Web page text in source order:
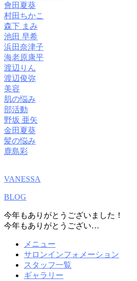
會田夏葵
村田ちかこ
森下 まみ
池田 早希
浜田奈津子
海老原康平
渡辺りん
渡辺俊弥
美容
肌の悩み
部活動
野坂 亜矢
金田夏葵
髪の悩み
鹿島彩
VANESSA
BLOG
今年もありがとうございました！
今年もありがとうござい…
メニュー
サロンインフォメーション
スタッフ一覧
ギャラリー